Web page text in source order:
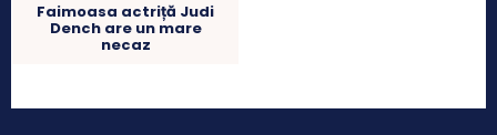
Faimoasa actriță Judi
Dench are un mare
necaz